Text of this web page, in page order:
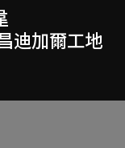
迪加爾工地